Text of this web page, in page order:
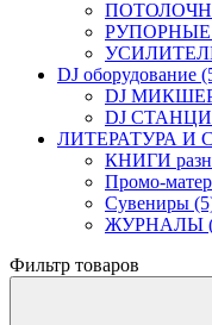
РУПОРНЫЕ
DJ оборудование
DJ
DJ
ЛИТЕРАТУРА И
КНИГИ
Промо-
Сувениры
ЖУРНАЛЫ
Фильтр товаров